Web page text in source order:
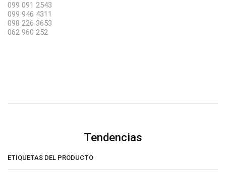
099 091 2543
099 946 4311
098 226 3653
062 960 252
Tendencias
ETIQUETAS DEL PRODUCTO